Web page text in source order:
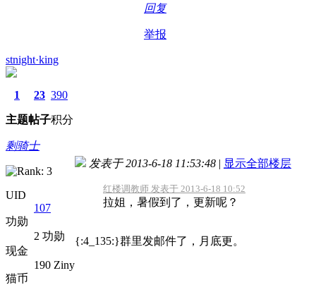
回复
举报
stnight·king
1
主题
23
帖子
390
积分
剩骑士
UID
107
功勋
2 功勋
现金
190 Ziny
猫币
发表于 2013-6-18 11:53:48 | 显示全部楼层
红楼调教师 发表于 2013-6-18 10:52
拉姐，暑假到了，更新呢？
{:4_135:}群里发邮件了，月底更。